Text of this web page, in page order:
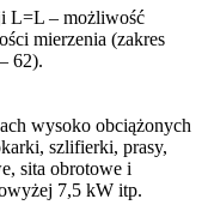
L=L – możliwość
mierzenia (zakres
62).
wysoko obciążonych
szlifierki, prasy,
sita obrotowe i
7,5 kW itp.